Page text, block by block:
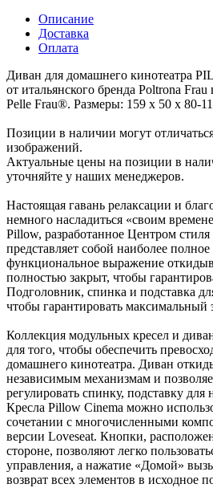
Описание
Доставка
Оплата
Диван для домашнего кинотеатра
от итальянского бренда Poltrona
Pelle Frau®. Размеры: 159 х 50 х 80-
Позиции в наличии могут
изображений.
Актуальные цены на позиции в
уточняйте у наших менеджеров.
Настоящая гавань релаксации и
немного насладиться «своим
Pillow, разработанное Центром
представляет собой наиболее полное
функциональное выражение
полностью закрыт, чтобы
Подголовник, спинка и подставка
чтобы гарантировать
Коллекция модульных кресел и
для того, чтобы обеспечить
домашнего кинотеатра. Диван
независимым механизмам и
регулировать спинку, подставку для
Кресла Pillow Cinema можно
сочетании с многочисленными
версии Loveseat. Кнопки,
стороне, позволяют легко
управления, а нажатие «Домой»
возврат всех элементов в исходное